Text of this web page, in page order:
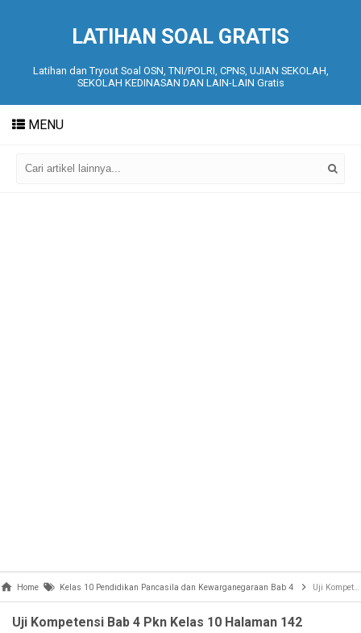
LATIHAN SOAL GRATIS
Latihan dan Tryout Soal OSN, TNI/POLRI, CPNS, UJIAN SEKOLAH,
SEKOLAH KEDINASAN DAN LAIN-LAIN Gratis
MENU
Home Kelas 10 Pendidikan Pancasila dan Kewarganegaraan Bab 4 Uji Kompetensi Bab 4 Pkn Kelas 10 Halaman 142
Uji Kompetensi Bab 4 Pkn Kelas 10 Halaman 142